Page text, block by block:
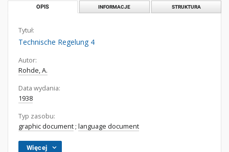
OPIS INFORMACJE STRUKTURA
Tytuł:
Technische Regelung 4
Autor:
Rohde, A.
Data wydania:
1938
Typ zasobu:
graphic document ; language document
Więcej